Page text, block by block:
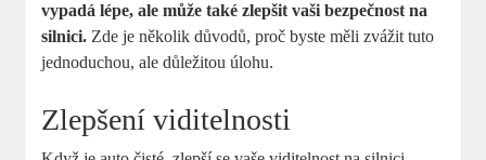
vypadá lépe, ale může také zlepšit vaši bezpečnost na
silnici. Zde je několik důvodů, proč byste měli zvážit tuto
jednoduchou, ale důležitou úlohu.
Zlepšení viditelnosti